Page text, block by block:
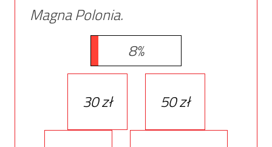
Magna Polonia.
8%
30 zł 50 zł